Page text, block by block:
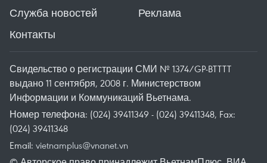
Служба новостей
Реклама
Контакты
Свидельство о регистрации СМИ № 1374/GP-BTTTT
выдано 11 сентября, 2008 г. Министерством
Информации и Коммуникаций Вьетнама.
Номер телефона: (024) 39411349 - (024) 39411348, Fax:
(024) 39411348
Email: vietnamplus@vnanet.vn